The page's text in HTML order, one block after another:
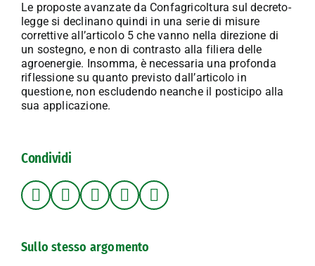
Le proposte avanzate da Confagricoltura sul decreto-
legge si declinano quindi in una serie di misure
correttive all’articolo 5 che vanno nella direzione di
un sostegno, e non di contrasto alla filiera delle
agroenergie. Insomma, è necessaria una profonda
riflessione su quanto previsto dall’articolo in
questione, non escludendo neanche il posticipo alla
sua applicazione.
Condividi
Sullo stesso argomento